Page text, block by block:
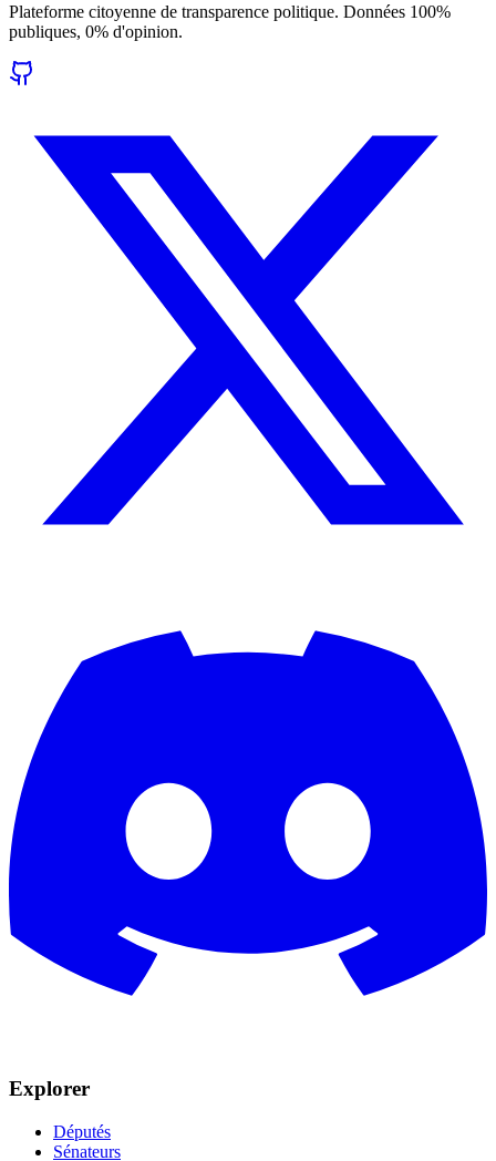
Plateforme citoyenne de transparence politique. Données 100%
publiques, 0% d'opinion.
Explorer
Députés
Sénateurs